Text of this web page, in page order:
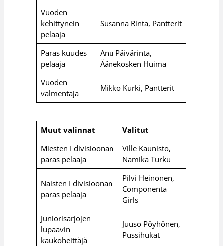
Vuoden
kehittynein
pelaaja
Susanna Rinta, Pantterit
Paras kuudes
pelaaja
Anu Päivärinta,
Äänekosken Huima
Vuoden
valmentaja
Mikko Kurki, Pantterit
Muut valinnat
Valitut
Miesten I divisioonan
paras pelaaja
Ville Kaunisto,
Namika Turku
Naisten I divisioonan
paras pelaaja
Pilvi Heinonen,
Componenta
Girls
Juniorisarjojen
lupaavin
kaukoheittäjä
Juuso Pöyhönen,
Pussihukat